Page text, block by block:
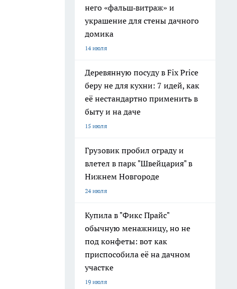
него «фальш‑витраж» и
украшение для стены дачного
домика
14 июля
Деревянную посуду в Fix Price
беру не для кухни: 7 идей, как
её нестандартно применить в
быту и на даче
15 июля
Грузовик пробил ограду и
влетел в парк "Швейцария" в
Нижнем Новгороде
24 июля
Купила в "Фикс Прайс"
обычную менажницу, но не
под конфеты: вот как
приспособила её на дачном
участке
19 июля